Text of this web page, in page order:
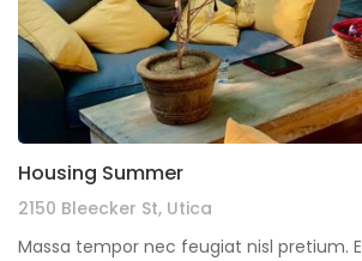
Housing Summer
2150 Bleecker St, Utica
Massa tempor nec feugiat nisl pretium.